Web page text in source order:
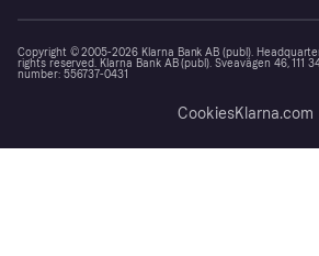
Copyright © 2005-2026 Klarna Bank AB (publ).
rights reserved. Klarna Bank AB (publ). Sveavägen 46, 111
number: 556737-0431
CookiesKlarna.com